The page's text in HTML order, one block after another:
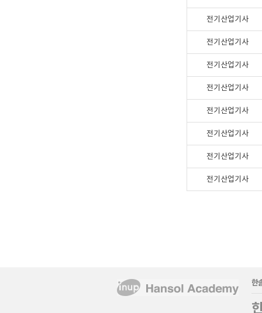
전기산업기사
전기산업기사
전기산업기사
전기산업기사
전기산업기사
전기산업기사
전기산업기사
전기산업기사